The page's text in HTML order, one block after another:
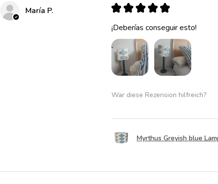
María P. ★ ★ ★ ★ ★
¡Deberías conseguir esto!
War diese Rezension hilfreich?
Myrthus Greyish blue